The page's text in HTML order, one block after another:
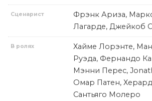
Сценарист
Фрэнк Ариза,
Лагарде, Джейкоб
В ролях
Хайме Лорэнте,
Руэда, Фернандо
Мэнни Перес,
Омар Патен,
Сантьяго Молеро